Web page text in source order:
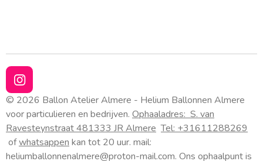
I
n
s
t
a
g
© 2026 Ballon Atelier Almere - Helium Ballonnen Almere
voor particulieren en bedrijven. Ophaaladres: S. van
Ravesteynstraat 481333 JR Almere Tel: +31611288269
ofwhatsappen kan tot 20 uur. mail:
heliumballonnenalmere@proton-mail.com. Ons ophaalpunt is